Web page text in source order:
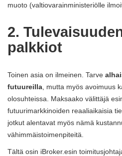
muoto (valtiovarainministeriölle
2.
palkkiot
Toinen asia on ilmeinen. Tarve
futuureilla , mutta myös avoimuus
olosuhteissa. Maksaako välittäjä
futuurimarkkinoiden reaaliaikaisia
jotkut alentavat myös nämä
vähimmäistoimenpiteitä.
Tältä osin iBroker.esin